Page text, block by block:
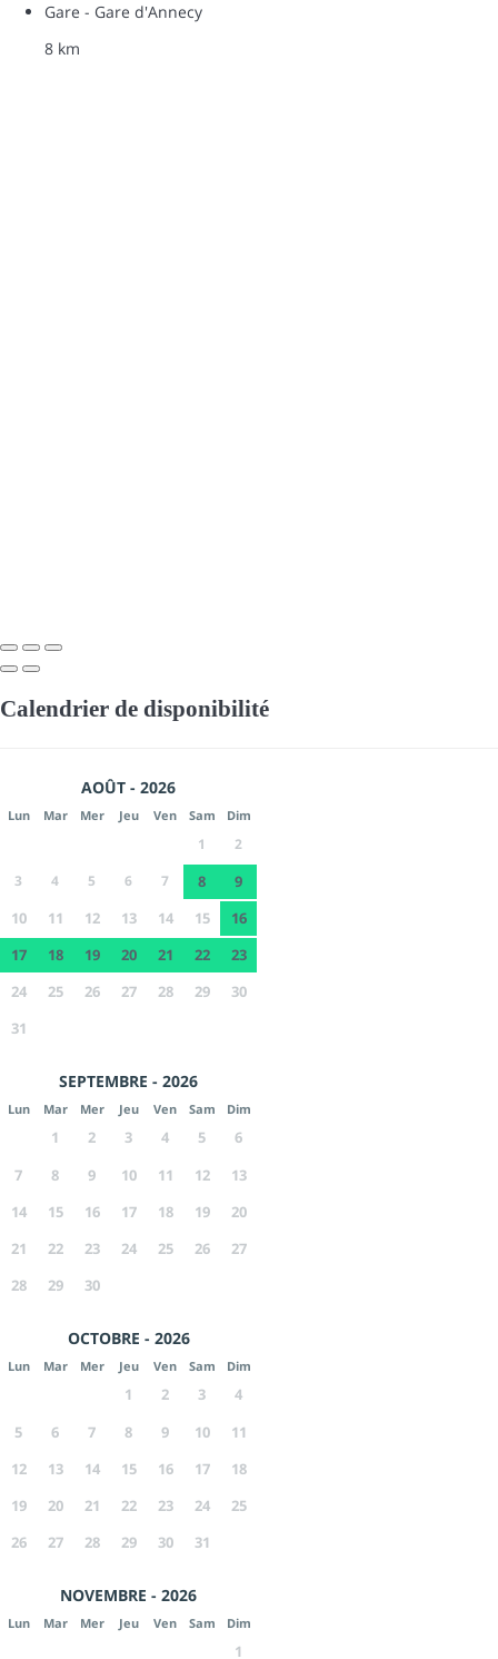
Gare - Gare d'Annecy
8 km
Calendrier de disponibilité
AOÛT - 2026
Lun Mar Mer Jeu Ven Sam Dim
1
2
3
4 5 6 7 8
9
10
11 12 13 14 15
16
17
18 19 20 21 22
23
24
25 26 27 28 29
30
31
SEPTEMBRE - 2026
Lun Mar Mer Jeu Ven Sam Dim
1 2 3 4 5
6
7
8 9 10 11 12
13
14
15 16 17 18 19
20
21
22 23 24 25 26
27
28
29 30
OCTOBRE - 2026
Lun Mar Mer Jeu Ven Sam Dim
1 2 3
4
5
6 7 8 9 10
11
12
13 14 15 16 17
18
19
20 21 22 23 24
25
26
27 28 29 30 31
NOVEMBRE - 2026
Lun Mar Mer Jeu Ven Sam Dim
1